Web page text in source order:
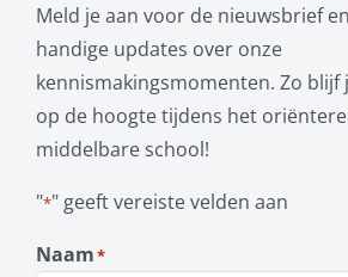
Meld je aan voor de nieuwsbrief
handige updates over onze
kennismakingsmomenten. Zo blijf
op de hoogte tijdens het
middelbare school!
"*" geeft vereiste velden aan
Naam*